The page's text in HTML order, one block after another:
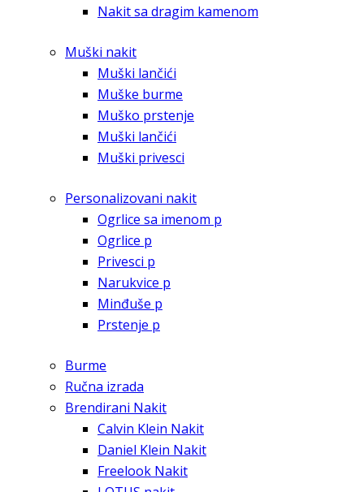
Nakit sa dragim kamenom
Muški nakit
Muški lančići
Muške burme
Muško prstenje
Muški lančići
Muški privesci
Personalizovani nakit
Ogrlice sa imenom p
Ogrlice p
Privesci p
Narukvice p
Minđuše p
Prstenje p
Burme
Ručna izrada
Brendirani Nakit
Calvin Klein Nakit
Daniel Klein Nakit
Freelook Nakit